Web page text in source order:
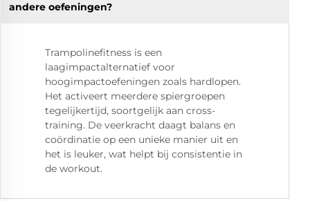
andere oefeningen?
Trampolinefitness is een
laagimpactalternatief voor
hoogimpactoefeningen zoals hardlopen.
Het activeert meerdere spiergroepen
tegelijkertijd, soortgelijk aan cross-
training. De veerkracht daagt balans en
coördinatie op een unieke manier uit en
het is leuker, wat helpt bij consistentie in
de workout.